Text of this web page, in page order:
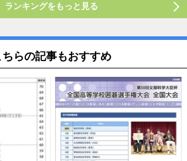
ランキングをもっと見る
ちらの記事もおすすめ